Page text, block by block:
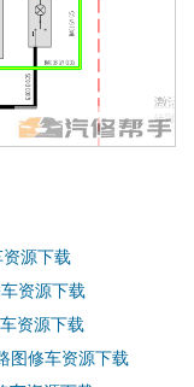
源下载
资源下载
资源下载
图修车资源下载